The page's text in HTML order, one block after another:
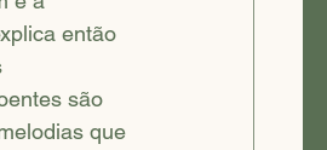
então
são
que